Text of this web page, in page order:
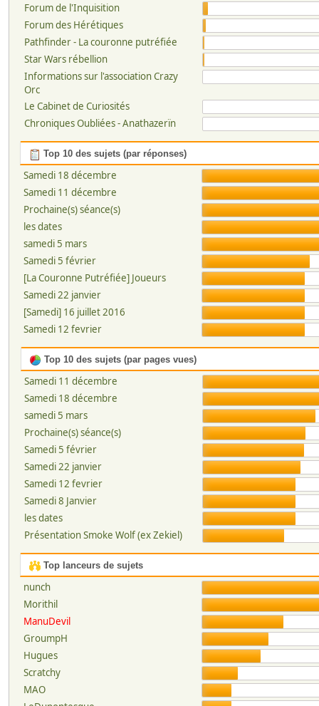
Forum de l'Inquisition
Forum des Hérétiques
Pathfinder - La couronne putréfiée
Star Wars rébellion
Informations sur l'association Crazy
Orc
Le Cabinet de Curiosités
Chroniques Oubliées - Anathazerïn
Top 10 des sujets (par réponses)
Samedi 18 décembre
Samedi 11 décembre
Prochaine(s) séance(s)
les dates
samedi 5 mars
Samedi 5 février
[La Couronne Putréfiée] Joueurs
Samedi 22 janvier
[Samedi] 16 juillet 2016
Samedi 12 fevrier
Top 10 des sujets (par pages vues)
Samedi 11 décembre
Samedi 18 décembre
samedi 5 mars
Prochaine(s) séance(s)
Samedi 5 février
Samedi 22 janvier
Samedi 12 fevrier
Samedi 8 Janvier
les dates
Présentation Smoke Wolf (ex Zekiel)
Top lanceurs de sujets
nunch
Morithil
ManuDevil
GroumpH
Hugues
Scratchy
MAO